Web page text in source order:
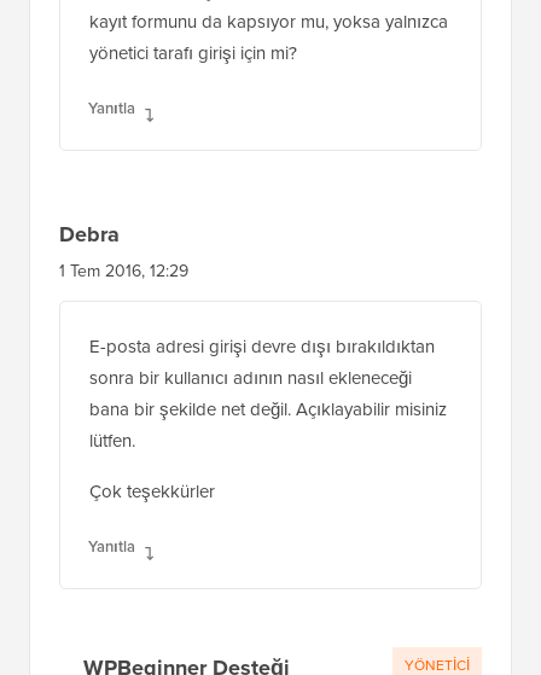
Bu makale, müşteriler için woocommerce'deki
kayıt formunu da kapsıyor mu, yoksa yalnızca
Debra
1 Tem 2016, 12:29
E-posta adresi girişi devre dışı bırakıldıktan
sonra bir kullanıcı adının nasıl ekleneceği
bana bir şekilde net değil. Açıklayabilir misiniz